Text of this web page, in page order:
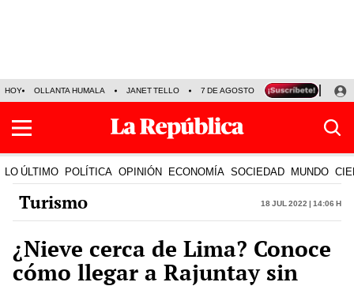
HOY OLLANTA HUMALA JANET TELLO 7 DE AGOSTO TINKA RESULTADOS
LO ÚLTIMO POLÍTICA OPINIÓN ECONOMÍA SOCIEDAD MUNDO
Turismo 18 Jul 2022 | 14:06 h
¿Nieve cerca de Lima? Conoce
cómo llegar a Rajuntay sin